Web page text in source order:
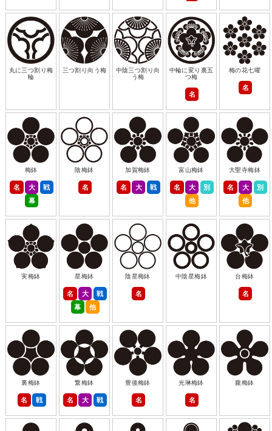
丸に三つ割り梅
輪
三つ割り向う梅
中陰三つ割り向
う梅
中輪に変り裏五
つ梅
名
梅の花七曜
名
梅鉢
名 大
戦
幕
陰梅鉢
名
加賀梅鉢
名 大 戦
富山梅鉢
名 大
別
他
大聖寺梅鉢
名 大
別
他
実梅鉢 星梅鉢
名 大
戦
幕
他
陰星梅鉢
名
中陰星梅鉢 台梅鉢
名
裏梅鉢
名 戦
繋梅鉢
名 大 戦
豊後梅鉢
名
光琳梅鉢
名
朧梅鉢